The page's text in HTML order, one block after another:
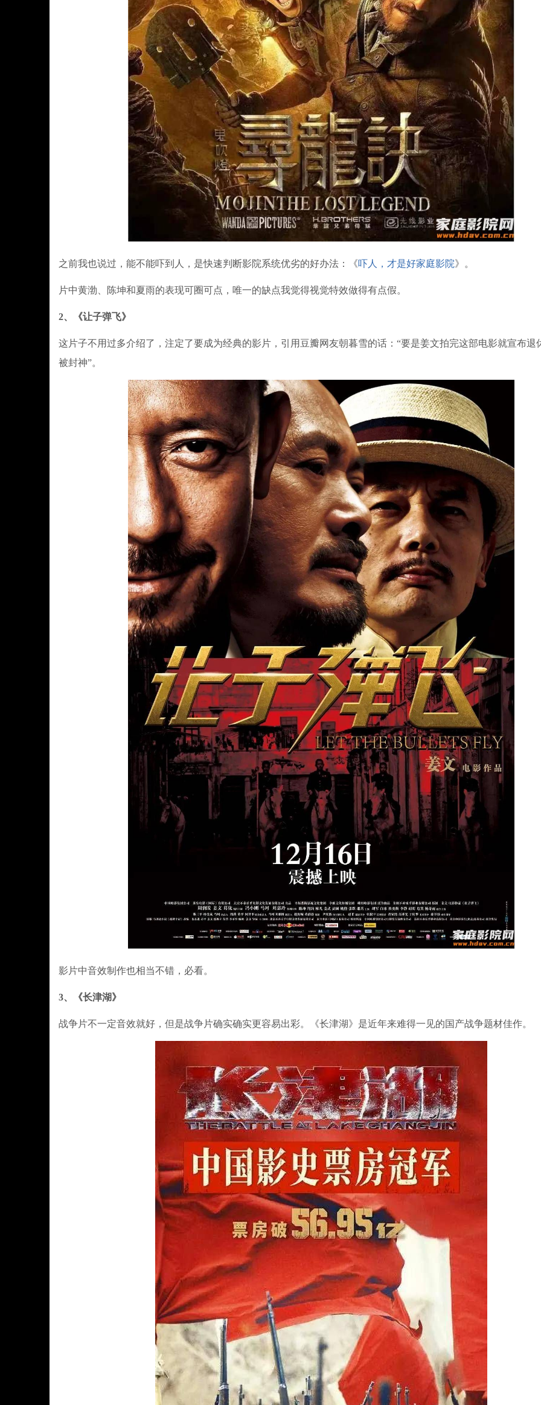
之前我也说过，能不能吓到人，是快速判断影院系统优劣的好办法：《吓人，才是好家庭影院》。
片中黄渤、陈坤和夏雨的表现可圈可点，唯一的缺点我觉得视觉特效做得有点假。
2、《让子弹飞》
这片子不用过多介绍了，注定了要成为经典的影片，引用豆瓣网友朝暮雪的话：“要是姜文拍完这部电影就宣布退
被封神”。
影片中音效制作也相当不错，必看。
3、《长津湖》
战争片不一定音效就好，但是战争片确实确实更容易出彩。《长津湖》是近年来难得一见的国产战争题材佳作。